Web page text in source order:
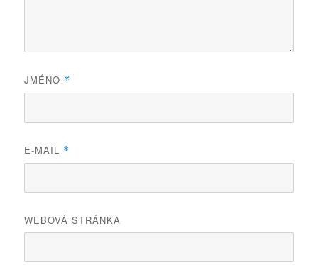
JMÉNO *
E-MAIL *
WEBOVÁ STRÁNKA